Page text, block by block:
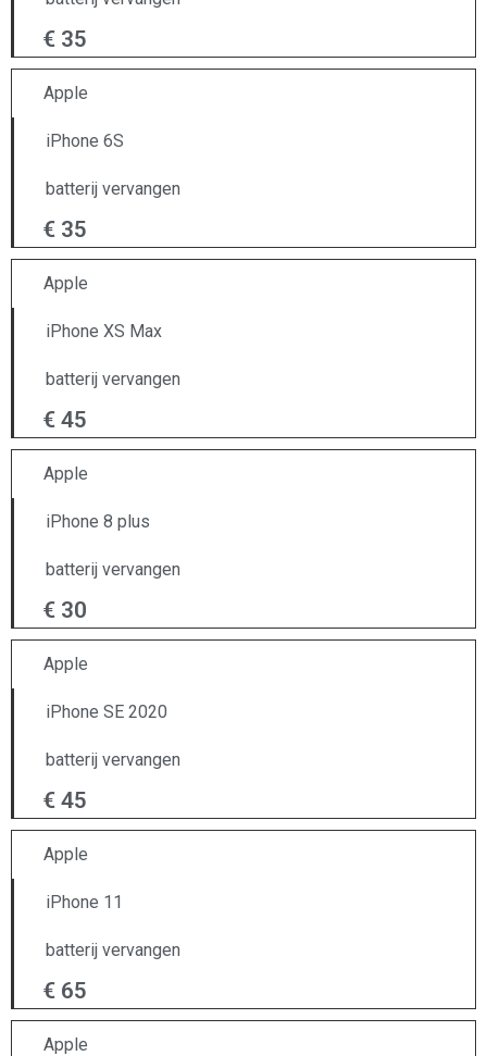
€ 35
Apple
iPhone 6S
batterij vervangen
€ 35
Apple
iPhone XS Max
batterij vervangen
€ 45
Apple
iPhone 8 plus
batterij vervangen
€ 30
Apple
iPhone SE 2020
batterij vervangen
€ 45
Apple
iPhone 11
batterij vervangen
€ 65
Apple